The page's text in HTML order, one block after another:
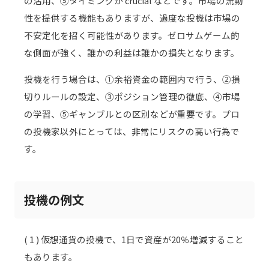
性を提供する機能もありますが、過度な投機は市場の
不安定化を招く可能性があります。ゼロサムゲーム的
な側面が強く、誰かの利益は誰かの損失となります。
投機を行う場合は、①余裕資金の範囲内で行う、②損
切りルールの設定、③ポジション管理の徹底、④市場
の学習、⑤ギャンブルとの区別などが重要です。プロ
の投機家以外にとっては、非常にリスクの高い行為で
す。
投機の例文
( 1 ) 仮想通貨の投機で、1日で資産が20％増減すること
もあります。